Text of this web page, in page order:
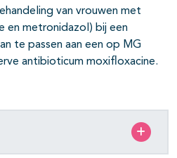
van vrouwen met
en metronidazol) bij een
te passen aan een op MG
antibioticum moxifloxacine.